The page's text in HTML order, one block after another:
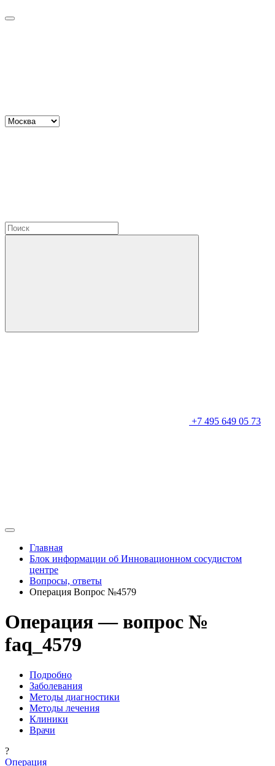
+7 495 649 05 73
Главная
Блок информации об Инновационном сосудистом
центре
Вопросы, ответы
Операция Вопрос №4579
Операция — вопрос №
faq_4579
Подробно
Заболевания
Методы диагностики
Методы лечения
Клиники
Врачи
?
Операция